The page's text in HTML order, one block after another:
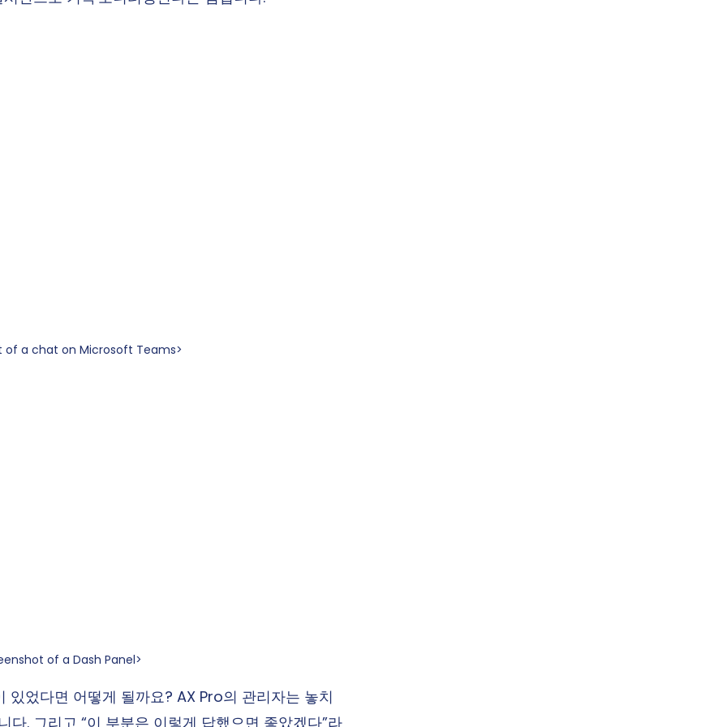
of a chat on Microsoft Teams>
of a Dash Panel>
있었다면 어떻게 될까요? AX Pro의 관리자는 놓치
다. 그리고 “이 부분은 이렇게 답했으면 좋았겠다”라